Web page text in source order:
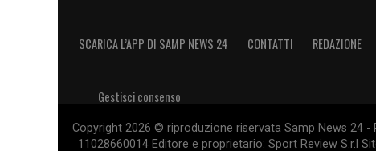
SCARICA L’APP DI SAMP NEWS 24 CONTATTI REDAZIONE
Gestisci consenso
Copyright 2026 © riproduzione riservata Samp News 24
11028660014 Editore e proprietario: Sport Review S.r.l